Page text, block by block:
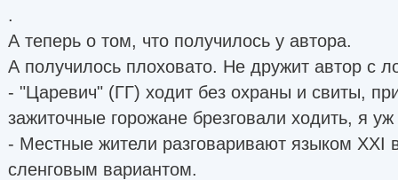
.
А теперь о том, что получилось у автора.
А получилось плоховато. Не дружит автор с
- "Царевич" (ГГ) ходит без охраны и свиты,
зажиточные горожане брезговали ходить, я
- Местные жители разговаривают языком XXI
сленговым вариантом.